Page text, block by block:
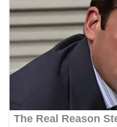
komunikasi
situasi
poin utama
sambang ini
memasang
bukan
menjelang
Petugas